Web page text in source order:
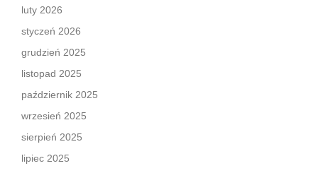
luty 2026
styczeń 2026
grudzień 2025
listopad 2025
październik 2025
wrzesień 2025
sierpień 2025
lipiec 2025